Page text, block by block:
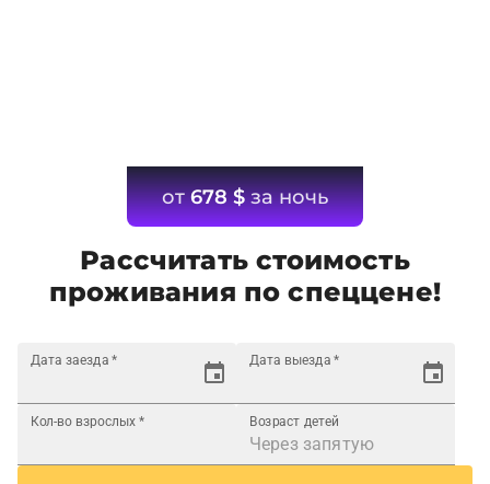
от678 $за ночь
Рассчитать стоимость
проживания по спеццене!
Дата заезда * Дата выезда *
Кол-во взрослых * Возраст детей